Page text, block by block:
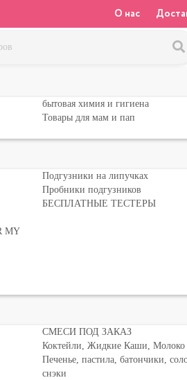
О нас
бытовая химия и гигиена
Товары для мам и пап
MY
Подгузники на липучках
Пробники подгузников
БЕСПЛАТНЫЕ ТЕСТЕРЫ
СМЕСИ ПОД ЗАКАЗ
Коктейли, Жидкие Каши, Молоко
Печенье, пастила, батончики,
снэки